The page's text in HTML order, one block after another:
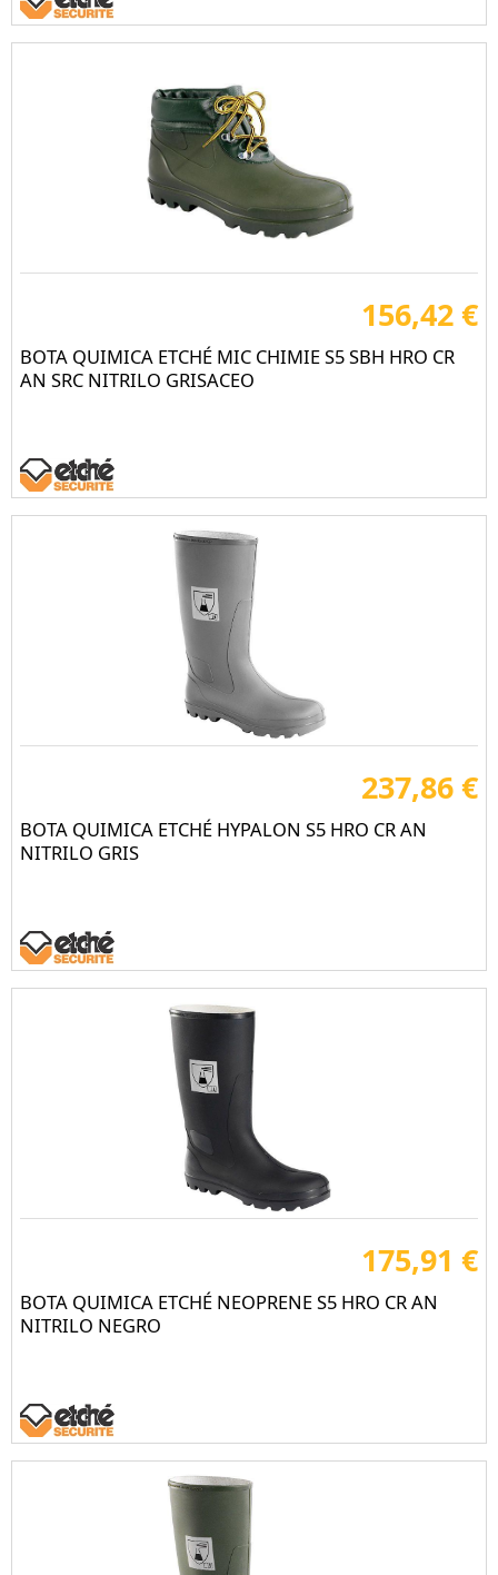
156,42 €
BOTA QUIMICA ETCHÉ MIC CHIMIE S5 SBH HRO CR
AN SRC NITRILO GRISACEO
237,86 €
BOTA QUIMICA ETCHÉ HYPALON S5 HRO CR AN
NITRILO GRIS
175,91 €
BOTA QUIMICA ETCHÉ NEOPRENE S5 HRO CR AN
NITRILO NEGRO